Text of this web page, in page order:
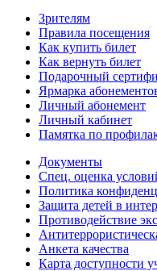
Зрителям
Правила посещения
Как купить билет
Как вернуть билет
Подарочный
Ярмарка
Личный абонемент
Личный кабинет
Памятка по
Документы
Спец. оценка
Политика
Защита детей в
Противодействие
Анкета качества
Карта доступности